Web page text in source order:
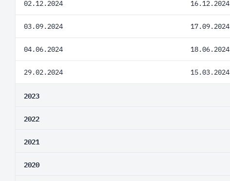
02.12.2024 16.12.2024
03.09.2024 17.09.2024
04.06.2024 18.06.2024
29.02.2024 15.03.2024
2023
2022
2021
2020